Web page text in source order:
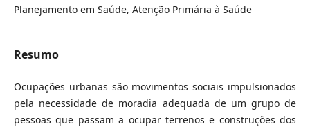
Planejamento em Saúde, Atenção Primária à Saúde
Resumo
Ocupações urbanas são movimentos sociais impulsionados
pela necessidade de moradia adequada de um grupo de
pessoas que passam a ocupar terrenos e construções dos